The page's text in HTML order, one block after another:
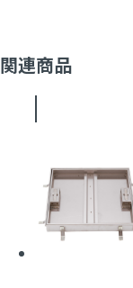
関連商品